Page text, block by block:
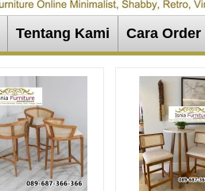
Tentang Kami Cara Order